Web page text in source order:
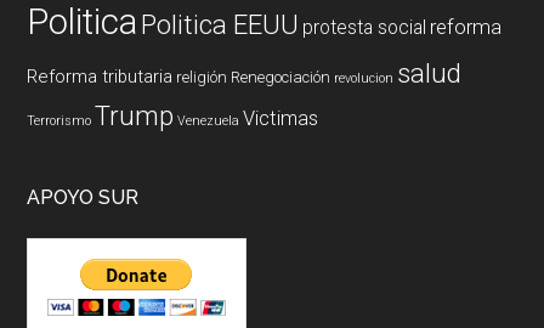
PoliticaPolitica EEUU protesta social reforma
Reforma tributaria religión Renegociación revolucion salud
Terrorismo Trump Venezuela Victimas
APOYO SUR